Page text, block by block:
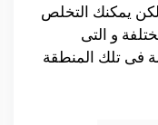
يمكنك التخلص
و التى
فى تلك المنطقة